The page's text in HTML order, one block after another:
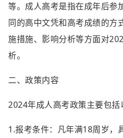
等。成人高考是指在成年后参
同的高中文凭和高考成绩的方
施措施、影响分析等方面对
析。
二、政策内容
2024年成人高考政策主要包括
1.报考条件：凡年满18周岁，